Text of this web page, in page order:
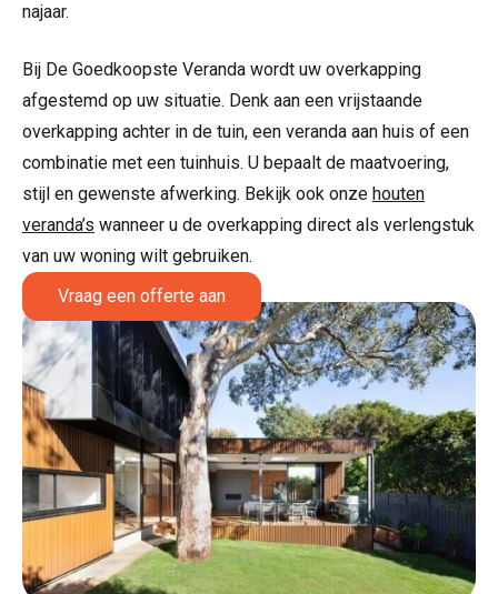
najaar.
Bij De Goedkoopste Veranda wordt uw overkapping
afgestemd op uw situatie. Denk aan een vrijstaande
overkapping achter in de tuin, een veranda aan huis of een
combinatie met een tuinhuis. U bepaalt de maatvoering,
stijl en gewenste afwerking. Bekijk ook onze houten
veranda’s wanneer u de overkapping direct als verlengstuk
van uw woning wilt gebruiken.
Vraag een offerte aan